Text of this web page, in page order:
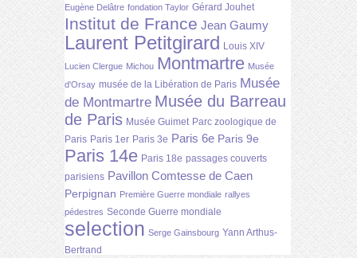
Eugène Delâtre fondation Taylor Gérard Jouhet
Institut de France Jean Gaumy
Laurent Petitgirard Louis XIV
Lucien Clergue Michou Montmartre Musée
d'Orsay musée de la Libération de Paris Musée
de Montmartre Musée du Barreau
de Paris Musée Guimet Parc zoologique de
Paris Paris 1er Paris 3e Paris 6e Paris 9e
Paris 14e Paris 18e passages couverts
parisiens Pavillon Comtesse de Caen
Perpignan Première Guerre mondiale rallyes
pédestres Seconde Guerre mondiale
selection Serge Gainsbourg Yann Arthus-
Bertrand